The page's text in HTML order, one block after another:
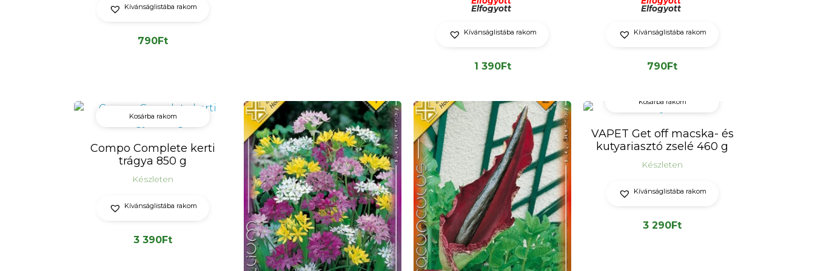
Kívánságlistába rakom
790Ft
Elfogyott
Kívánságlistába rakom
1 390Ft
Elfogyott
Kívánságlistába rakom
790Ft
Kosárba rakom
Compo Complete kerti
trágya 850 g
Készleten
Kívánságlistába rakom
3 390Ft
Kosárba rakom
VAPET Get off macska- és
kutyariasztó zselé 460 g
Készleten
Kívánságlistába rakom
3 290Ft